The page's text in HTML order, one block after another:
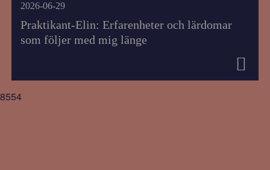
2026-06-29
Praktikant-Elin: Erfarenheter och lärdomar
som följer med mig länge
8554